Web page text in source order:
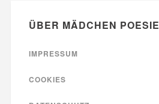
ÜBER MÄDCHEN POESIE
IMPRESSUM
COOKIES